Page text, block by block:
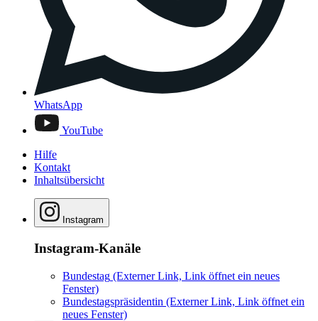
WhatsApp
YouTube
Hilfe
Kontakt
Inhaltsübersicht
Instagram
Instagram-Kanäle
Bundestag (Externer Link, Link öffnet ein neues
Fenster)
Bundestagspräsidentin (Externer Link, Link öffnet ein
neues Fenster)